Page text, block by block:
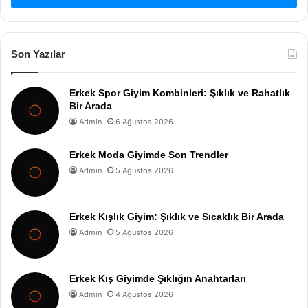
Son Yazılar
Erkek Spor Giyim Kombinleri: Şıklık ve Rahatlık
Bir Arada
Admin 6 Ağustos 2026
Erkek Moda Giyimde Son Trendler
Admin 5 Ağustos 2026
Erkek Kışlık Giyim: Şıklık ve Sıcaklık Bir Arada
Admin 5 Ağustos 2026
Erkek Kış Giyimde Şıklığın Anahtarları
Admin 4 Ağustos 2026